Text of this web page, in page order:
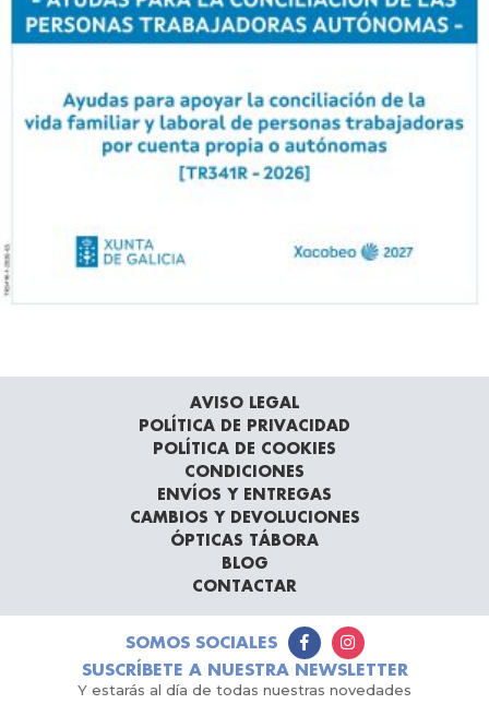
AVISO LEGAL
POLÍTICA DE PRIVACIDAD
POLÍTICA DE COOKIES
CONDICIONES
ENVÍOS Y ENTREGAS
CAMBIOS Y DEVOLUCIONES
ÓPTICAS TÁBORA
BLOG
CONTACTAR
SOMOS SOCIALES
SUSCRÍBETE A NUESTRA NEWSLETTER
Y estarás al día de todas nuestras novedades